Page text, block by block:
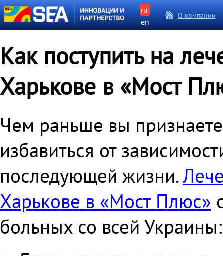
ru
en
О компании
Как поступить на
Харькове в «Мост
Чем раньше вы
избавиться от
последующей жизни.
Харькове в «Мост Плюс»
больных со всей Украины: